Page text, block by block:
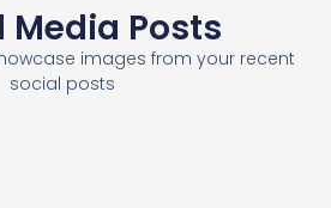
Media Posts
images from your recent
social posts